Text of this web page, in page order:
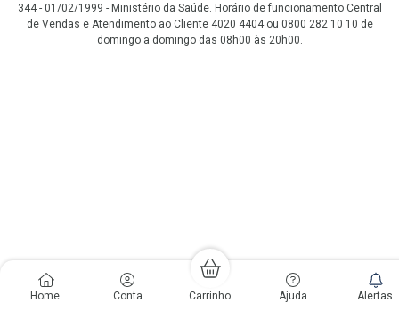
Home Conta Carrinho Ajuda Alertas
344 - 01/02/1999 - Ministério da Saúde. Horário de funcionamento Central
de Vendas e Atendimento ao Cliente 4020 4404 ou 0800 282 10 10 de
domingo a domingo das 08h00 às 20h00.